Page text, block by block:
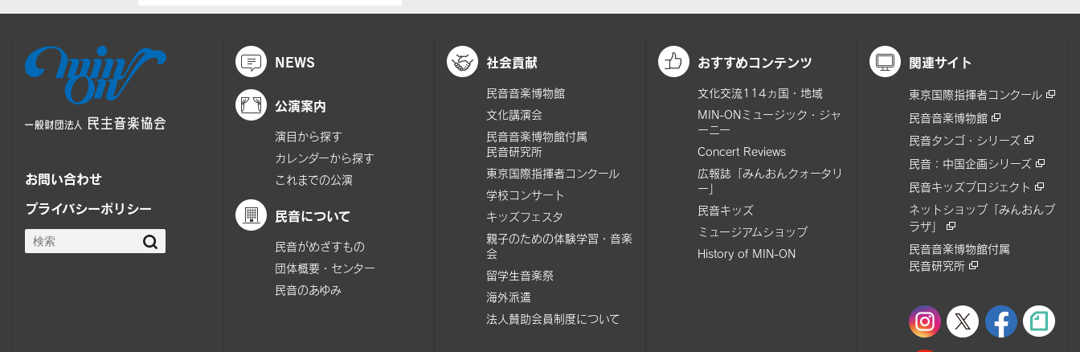
お問い合わせ
プライバシーポリシー
NEWS
公演案内
演目から探す
カレンダーから探す
これまでの公演
民音について
民音がめざすもの
団体概要・センター
民音のあゆみ
社会貢献
民音音楽博物館
文化講演会
民音音楽博物館付属
民音研究所
東京国際指揮者コンクール
学校コンサート
キッズフェスタ
親子のための体験学習・音楽
会
留学生音楽祭
海外派遣
法人賛助会員制度について
おすすめコンテンツ
文化交流114ヵ国・地域
MIN-ONミュージック・ジャ
ーニー
Concert Reviews
広報誌「みんおんクォータリ
ー」
民音キッズ
ミュージアムショップ
History of MIN-ON
関連サイト
東京国際指揮者コンクール
民音音楽博物館
民音タンゴ・シリーズ
民音：中国企画シリーズ
民音キッズプロジェクト
ネットショップ「みんおんプ
ラザ」
民音音楽博物館付属
民音研究所